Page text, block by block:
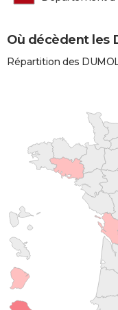
Où décèdent les
Répartition des